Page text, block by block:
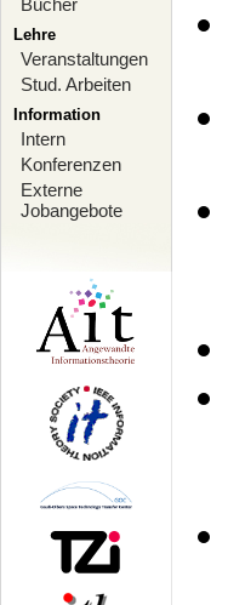
Bücher
Lehre
Veranstaltungen
Stud. Arbeiten
Information
Intern
Konferenzen
Externe
Jobangebote